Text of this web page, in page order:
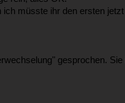
müsste ihr den ersten
gesprochen.